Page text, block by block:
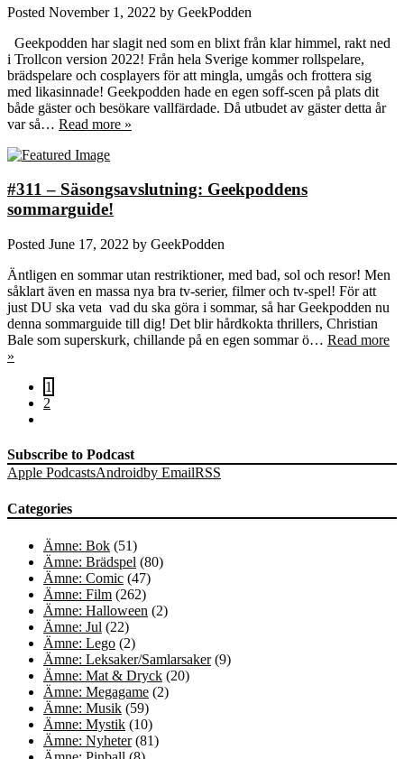
Posted November 1, 2022 by GeekPodden
Geekpodden har slagit ned som en blixt från klar himmel, rakt ned
i Trollcon version 2022! Från hela Sverige kommer rollspelare,
brädspelare och cosplayers för att mingla, umgås och frottera sig
med likasinnade! Geekpodden hade en egen soff-scen på plats dit
både gäster och besökare vallfärdade. Då utbudet av gäster detta år
var så… Read more »
#311 – Säsongsavslutning: Geekpoddens
sommarguide!
Posted June 17, 2022 by GeekPodden
Äntligen en sommar utan restriktioner, med bad, sol och resor! Men
såklart även en massa nya bra tv-serier, filmer och tv-spel! För att
just DU ska veta vad du ska göra i sommar, så har Geekpodden nu
denna sommarguide till dig! Det blir hårdkokta thrillers, Christian
Bale som superskurk, chillande på en egen sommar ö… Read more
»
1
2
Subscribe to Podcast
Apple PodcastsAndroidby EmailRSS
Categories
Ämne: Bok (51)
Ämne: Brädspel (80)
Ämne: Comic (47)
Ämne: Film (262)
Ämne: Halloween (2)
Ämne: Jul (22)
Ämne: Lego (2)
Ämne: Leksaker/Samlarsaker(9)
Ämne: Mat & Dryck (20)
Ämne: Megagame (2)
Ämne: Musik (59)
Ämne: Mystik (10)
Ämne: Nyheter(81)